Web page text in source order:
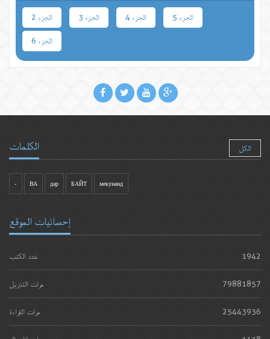
الجزء 2 الجزء 3 الجزء 4 الجزء 5
الجزء 6
الكلمات الكل
- ВА дар БАЙТ мекунанд
إحصائيات الموقع
عدد الكتب 1942
مرات التنزيل 79881857
مرات القراءة 25443936